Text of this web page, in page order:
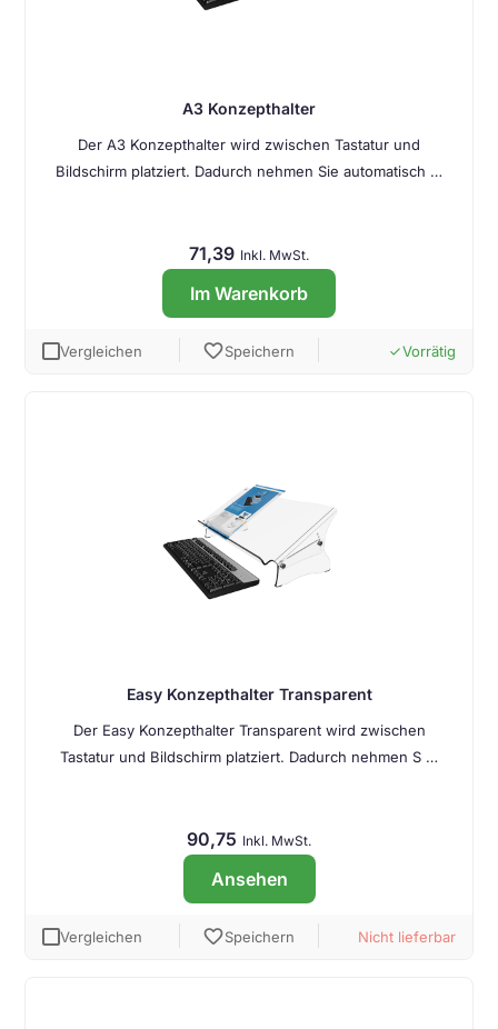
A3 Konzepthalter
Der A3 Konzepthalter wird zwischen Tastatur und
Bildschirm platziert. Dadurch nehmen Sie automatisch …
71,39 Inkl. MwSt.
Im Warenkorb
Vergleichen favoriteSpeichern doneVorrätig
Easy Konzepthalter Transparent
Der Easy Konzepthalter Transparent wird zwischen
Tastatur und Bildschirm platziert. Dadurch nehmen S …
90,75 Inkl. MwSt.
Ansehen
Vergleichen favoriteSpeichern Nicht lieferbar